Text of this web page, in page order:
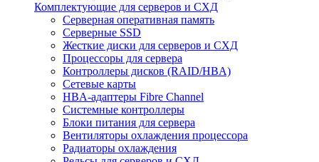
Комплектующие для серверов и СХД
Серверная оперативная память
Серверные SSD
Жесткие диски для серверов и СХД
Процессоры для сервера
Контроллеры дисков (RAID/HBA)
Сетевые карты
HBA-адаптеры Fibre Channel
Системные контроллеры
Блоки питания для сервера
Вентиляторы охлаждения процессора
Радиаторы охлаждения